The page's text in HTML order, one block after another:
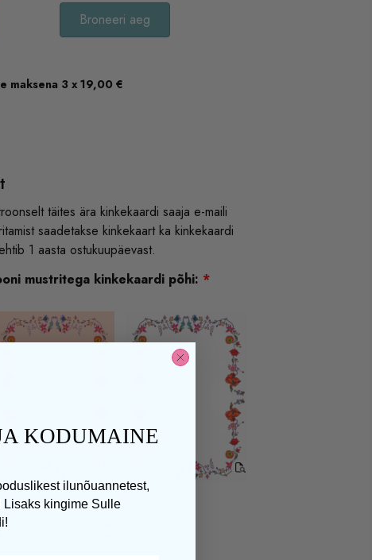
maksena 3 x19,00 €
Broneeri aeg
täites ära kinkekaardi saaja e-maili
saadetakse kinkekaart ka kinkekaardi
1 aasta ostukuupäevast.
mustritega kinkekaardi põhi: *
KODUMAINE
ilunõuannetest,
Lisaks kingime Sulle